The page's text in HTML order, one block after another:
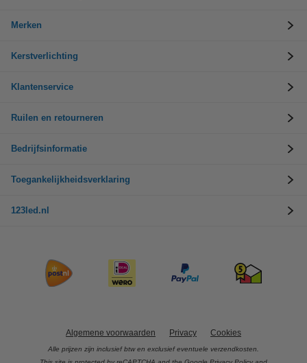
Merken
Kerstverlichting
Klantenservice
Ruilen en retourneren
Bedrijfsinformatie
Toegankelijkheidsverklaring
123led.nl
Algemene voorwaarden Privacy Cookies
Alle prijzen zijn inclusief btw en exclusief eventuele verzendkosten.